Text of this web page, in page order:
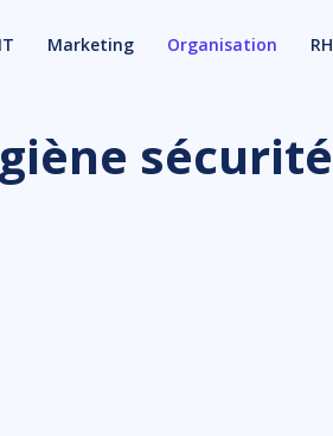
IT Marketing Organisation RH
sécurité